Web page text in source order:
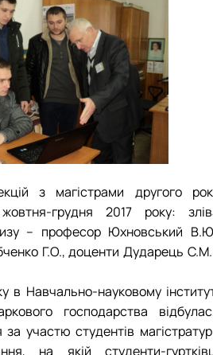
з магістрами другого
грудня 2017 року:
– професор Юхновський
Г.О., доценти Дударець С.М.
в Навчально-науковому
господарства
участю студентів
на якій студенти-